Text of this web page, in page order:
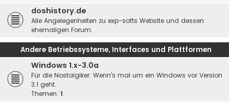
doshistory.de
Alle Angelegenheiten zu exp-softs Website und dessen
ehemaligen Forum.
Andere Betriebssysteme, Interfaces und Plattformen
Windows 1.x-3.0a
Für die Nostalgiker: Wenn's mal um ein Windows vor Version
3.1 geht.
Themen: 1